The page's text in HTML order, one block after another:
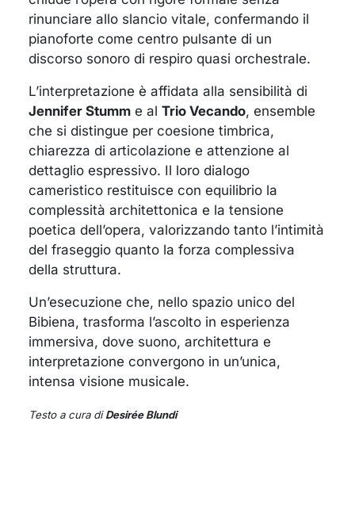
rinunciare allo slancio vitale, confermando il
pianoforte come centro pulsante di un
discorso sonoro di respiro quasi orchestrale.
L’interpretazione è affidata alla sensibilità di
Jennifer Stumm e al Trio Vecando, ensemble
che si distingue per coesione timbrica,
chiarezza di articolazione e attenzione al
dettaglio espressivo. Il loro dialogo
cameristico restituisce con equilibrio la
complessità architettonica e la tensione
poetica dell’opera, valorizzando tanto l’intimità
del fraseggio quanto la forza complessiva
della struttura.
Un’esecuzione che, nello spazio unico del
Bibiena, trasforma l’ascolto in esperienza
immersiva, dove suono, architettura e
interpretazione convergono in un’unica,
intensa visione musicale.
Testo a cura diDesirée Blundi